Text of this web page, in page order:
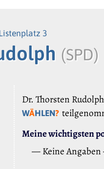
3
(SPD)
Dr. Thorsten
WÄHLEN?
Meine wichtigsten
— Keine